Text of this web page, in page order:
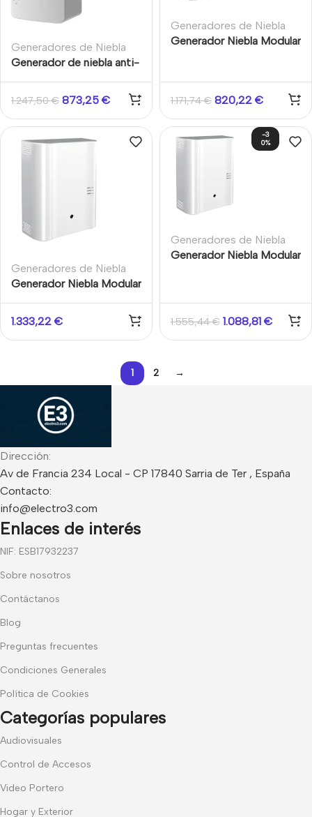
Generadores de Niebla
Generador de niebla anti-
batería BAT 300 URFOG
1.247,50€ 873,25 €
Generadores de Niebla
Generador Niebla Modular
1.171,74€ 820,22 €
Generadores de Niebla
Generador Niebla Modular
1.333,22 €
-3
0%
Generadores de Niebla
Generador Niebla Modular
1.555,44€ 1.088,81 €
1 2 →
Dirección:
Av de Francia 234 Local - CP 17840 Sarria de Ter , España
Contacto:
info@electro3.com
Enlaces de interés
NIF: ESB17932237
Sobre nosotros
Contáctanos
Blog
Preguntas frecuentes
Condiciones Generales
Política de Cookies
Categorías populares
Audiovisuales
Control de Accesos
Video Portero
Hogar y Exterior